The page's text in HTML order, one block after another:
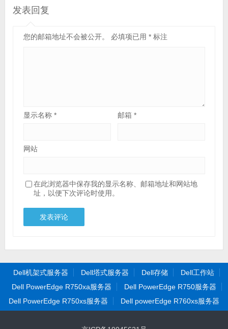
发表回复
您的邮箱地址不会被公开。 必填项已用 *标注
显示名称 * 邮箱*
网站
在此浏览器中保存我的显示名称、邮箱地址和网站地
址，以便下次评论时使用。
Dell机架式服务器 Dell塔式服务器 Dell存储
Dell工作站
Dell PowerEdge R750xa服务器
Dell PowerEdge R750服务器
Dell PowerEdge R750xs服务器
Dell powerEdge R760xs服务器